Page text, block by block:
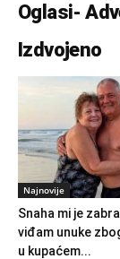
Oglasi-
Izdvojeno
Najnovije
Snaha mi je
viđam unuke
u kupaćem...